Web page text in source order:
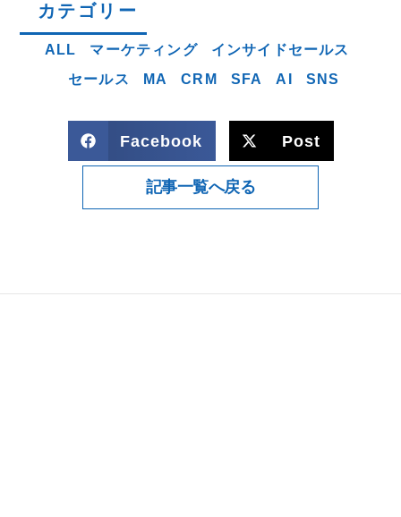
カテゴリー
ALL マーケティング
インサイドセールス
セールス
MA CRM SFA AI SNS
Facebook Post
記事一覧へ戻る